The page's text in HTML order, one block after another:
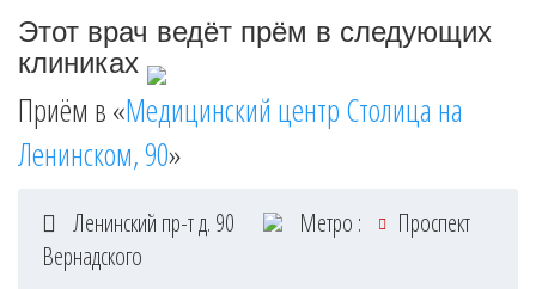
Этот врач ведёт прём в следующих
клиниках
Приём в «Медицинский центр Столица на
Ленинском, 90»
Ленинский пр-т д. 90 Метро :
Проспект
Вернадского